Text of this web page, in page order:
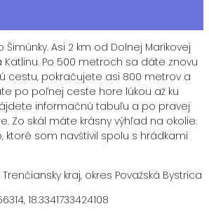
Šimúnky. Asi 2 km od Dolnej Maríkovej
Po 500 metroch sa dáte znovu
cestu, pokračujete asi 800 metrov a
po poľnej ceste hore lúkou až ku
informačnú tabuľu a po pravej
Zo skál máte krásny výhľad na okolie.
ktoré som navštívil spolu s hrádkami
Trenčiansky kraj, okres Považská Bystrica
18.3341733424108